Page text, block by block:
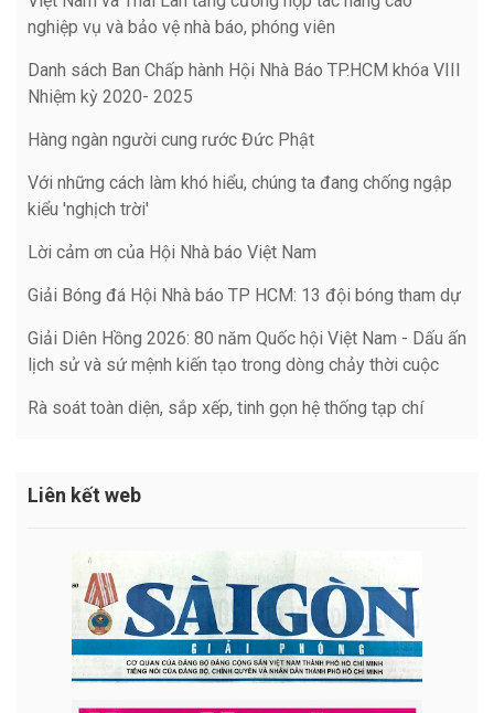
nghiệp vụ và bảo vệ nhà báo, phóng viên
Danh sách Ban Chấp hành Hội Nhà Báo TP.HCM khóa VIII
Nhiệm kỳ 2020- 2025
Hàng ngàn người cung rước Đức Phật
Với những cách làm khó hiểu, chúng ta đang chống ngập
kiểu 'nghịch trời'
Lời cảm ơn của Hội Nhà báo Việt Nam
Giải Bóng đá Hội Nhà báo TP HCM: 13 đội bóng tham dự
Giải Diên Hồng 2026: 80 năm Quốc hội Việt Nam - Dấu ấn
lịch sử và sứ mệnh kiến tạo trong dòng chảy thời cuộc
Rà soát toàn diện, sắp xếp, tinh gọn hệ thống tạp chí
Liên kết web